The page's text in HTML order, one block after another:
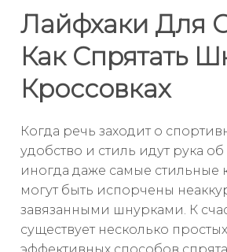
Лайфхаки Для
Как Спрятать
Кроссовках
Когда речь заходит о
удобство и стиль идут рука
иногда даже самые стильные
могут быть испорчены
завязанными шнурками. К
существует несколько